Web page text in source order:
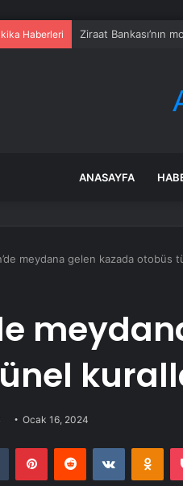
Haberleri Ziraat Bankası’nın
ANASAYFA
meydana gelen kazada otobüs
Ocak 16, 2024
Tumblr PinterestReddit VKontakte